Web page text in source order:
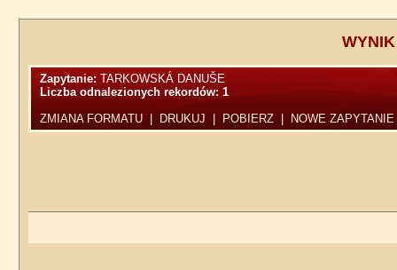
Zapytanie:TARKOWSKÁ DANUŠE
Liczba odnalezionych rekordów:1
ZMIANA FORMATU
DRUKUJ POBIERZ NOWE ZAPYTANIE